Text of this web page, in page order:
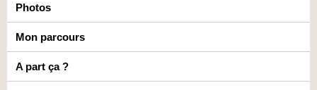
Photos
Mon parcours
A part ça ?